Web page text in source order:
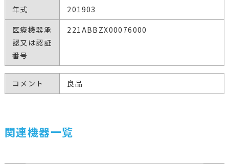
年式
201903
医療機器承
認又は認証
番号
221ABBZX00076000
コメント 良品
関連機器一覧